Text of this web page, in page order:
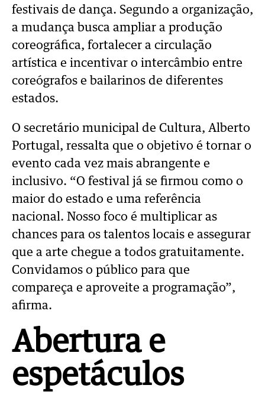
festivais de dança. Segundo a organização,
a mudança busca ampliar a produção
coreográfica, fortalecer a circulação
artística e incentivar o intercâmbio entre
coreógrafos e bailarinos de diferentes
estados.
O secretário municipal de Cultura, Alberto
Portugal, ressalta que o objetivo é tornar o
evento cada vez mais abrangente e
inclusivo. “O festival já se firmou como o
maior do estado e uma referência
nacional. Nosso foco é multiplicar as
chances para os talentos locais e assegurar
que a arte chegue a todos gratuitamente.
Convidamos o público para que
compareça e aproveite a programação”,
afirma.
Abertura e
espetáculos